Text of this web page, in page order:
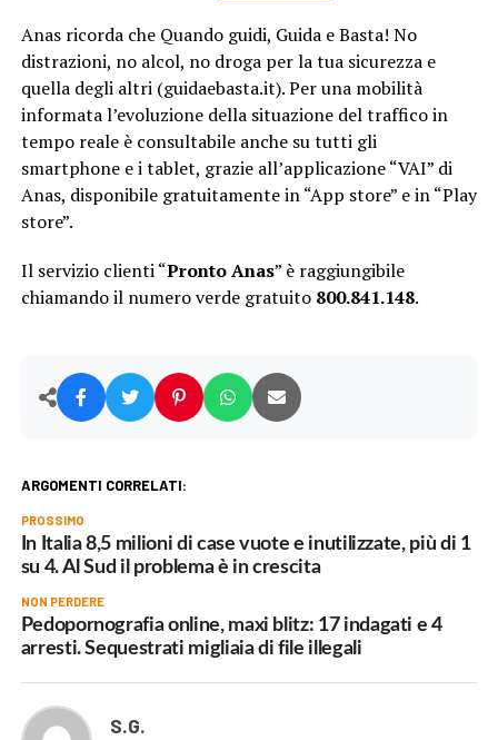
Anas ricorda che Quando guidi, Guida e Basta! No
distrazioni, no alcol, no droga per la tua sicurezza e
quella degli altri (guidaebasta.it). Per una mobilità
informata l’evoluzione della situazione del traffico in
tempo reale è consultabile anche su tutti gli
smartphone e i tablet, grazie all’applicazione “VAI” di
Anas, disponibile gratuitamente in “App store” e in “Play
store”.
Il servizio clienti “Pronto Anas” è raggiungibile
chiamando il numero verde gratuito 800.841.148.
ARGOMENTI CORRELATI:
PROSSIMO
In Italia 8,5 milioni di case vuote e inutilizzate, più di 1
su 4. Al Sud il problema è in crescita
NON PERDERE
Pedopornografia online, maxi blitz: 17 indagati e 4
arresti. Sequestrati migliaia di file illegali
S.G.